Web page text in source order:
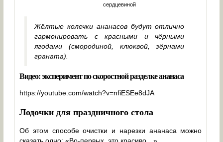
сердцевиной
Жёлтые колечки ананасов будут отлично
гармонировать с красными и чёрными
ягодами (смородиной, клюквой, зёрнами
граната).
Видео: эксперимент по скоростной разделке ананаса
https://youtube.com/watch?v=nfiESEe8dJA
Лодочки для праздничного стола
Об этом способе очистки и нарезки ананаса можно